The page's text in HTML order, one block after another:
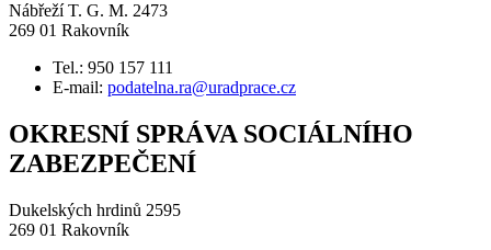
Nábřeží T. G. M. 2473
269 01 Rakovník
Tel.: 950 157 111
E-mail: podatelna.ra@uradprace.cz
OKRESNÍ SPRÁVA SOCIÁLNÍHO
ZABEZPEČENÍ
Dukelských hrdinů 2595
269 01 Rakovník